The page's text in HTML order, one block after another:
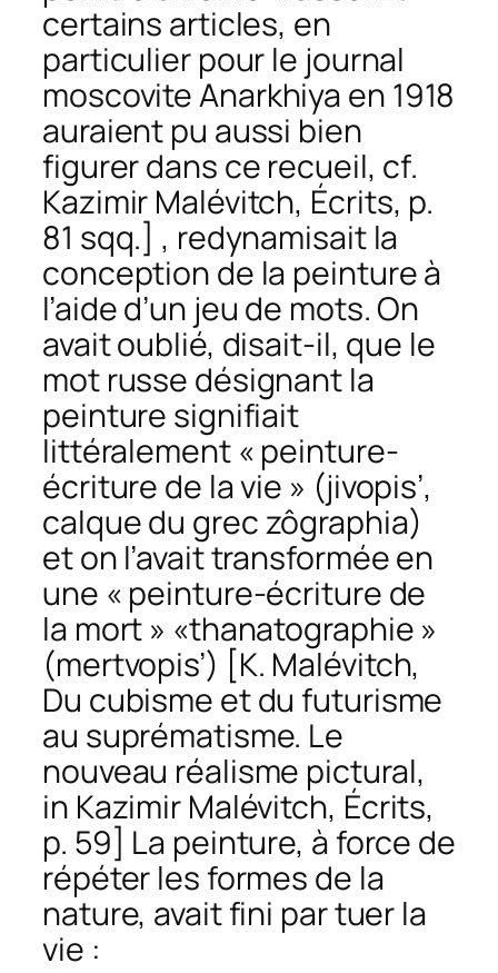
certains articles, en
particulier pour le journal
moscoviteAnarkhiya en 1918
auraient pu aussi bien
figurer dans ce recueil, cf.
Kazimir Malévitch, Écrits, p.
81 sqq.] , redynamisait la
conception de la peinture à
l’aide d’un jeu de mots. On
avait oublié, disait-il, que le
mot russe désignant la
peinture signifiait
littéralement « peinture-
écriture de la vie » (jivopis’,
calque du greczôgraphia)
et on l’avait transformée en
une « peinture-écriture de
la mort » «thanatographie »
(mertvopis’) [K. Malévitch,
Du cubisme et du futurisme
au suprématisme. Le
nouveau réalisme pictural,
in Kazimir Malévitch, Écrits,
p. 59] La peinture, à force de
répéter les formes de la
nature, avait fini par tuer la
vie :